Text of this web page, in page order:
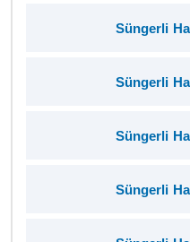
Süngerli
Süngerli
Süngerli
Süngerli